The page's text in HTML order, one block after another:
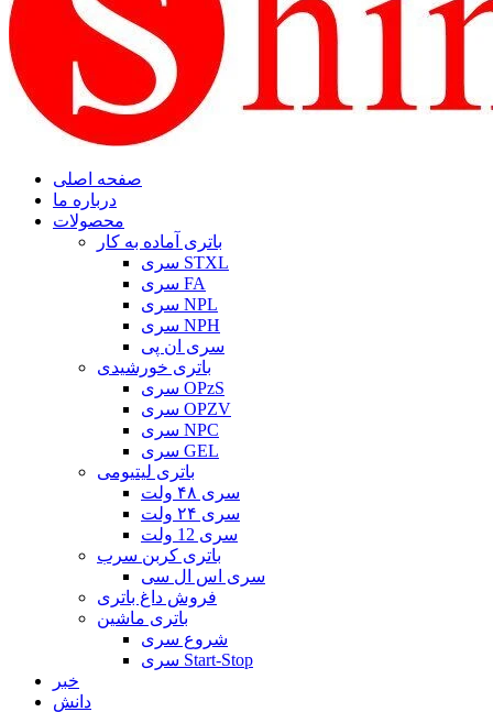
صفحه اصلی
درباره ما
محصولات
باتری آماده به کار
سری STXL
سری FA
سری NPL
سری NPH
سری ان پی
باتری خورشیدی
سری OPzS
سری OPZV
سری NPC
سری GEL
باتری لیتیومی
سری ۴۸ ولت
سری ۲۴ ولت
سری 12 ولت
باتری کربن سرب
سری اس ال سی
فروش داغ باتری
باتری ماشین
شروع سری
سری Start-Stop
خبر
دانش